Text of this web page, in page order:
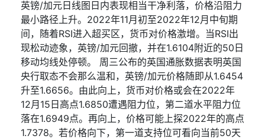
英镑/加元日线图日内表现相当干净利落，价格沿阻力
最小路径上升。 2022年11月初至2022年12月中旬期
间，随着RSI进入超买区，货币对价格激增。当RSI出
现松动迹象，英镑/加元回撤，并在1.6104附近的50 日
移动均线处停顿。
周三公布的英国通胀数据表明英国
央行取态不会那么温和，英镑/加元价格随即从1.6454
升至1.6656。由此向上，货币对价格或会在2022年
12月 15 日高点1.6850遭遇阻力位，第二道水平阻力位
落在1.6949点。再向上，价格可能上探2022年的高点
1.7378。若价格向下，第一道支持位可看向当前50天